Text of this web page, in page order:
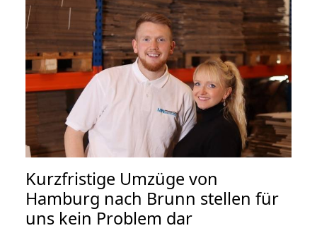
Kurzfristige Umzüge von
Hamburg nach Brunn stellen für
uns kein Problem dar